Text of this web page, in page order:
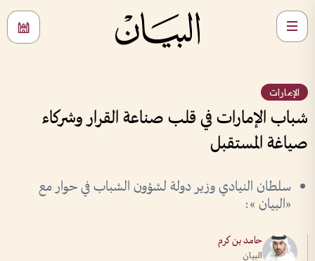
الإمارات
شباب الإمارات في قلب صناعة القرار وشركاء
صياغة المستقبل
سلطان النيادي وزير دولة لشؤون الشباب في حوار مع
«البيان »:
حامد بن كرم
البيان